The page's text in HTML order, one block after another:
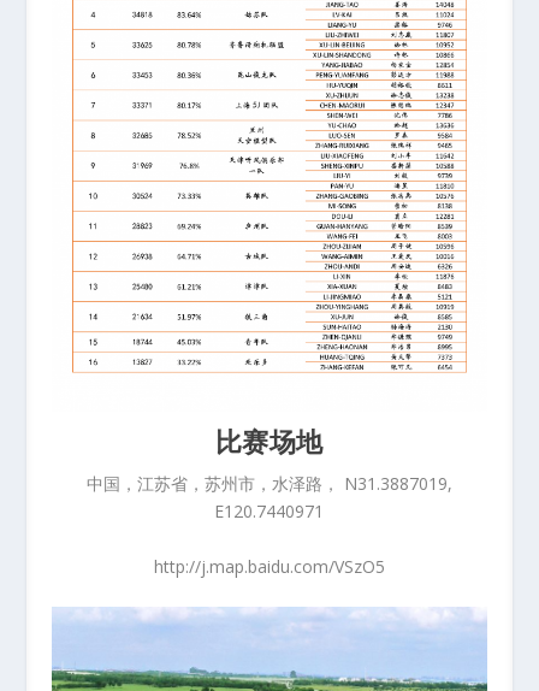
比赛场地
中国，江苏省，苏州市，水泽路， N31.3887019,
E120.7440971
http://j.map.baidu.com/VSzO5